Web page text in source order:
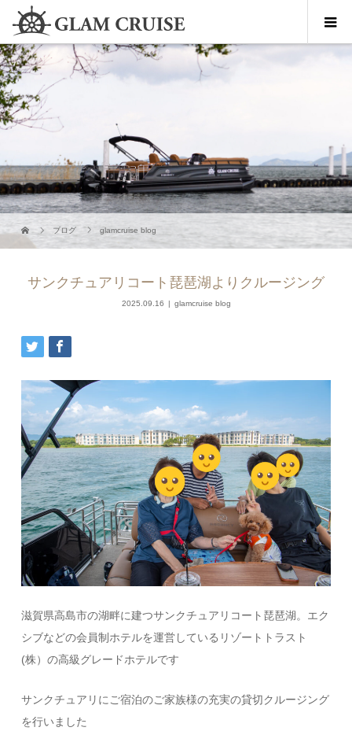
ブログ glamcruise blog
サンクチュアリコート琵琶湖よりクルージング
2025.09.16 glamcruise blog
滋賀県高島市の湖畔に建つサンクチュアリコート琵琶湖。エク
シブなどの会員制ホテルを運営しているリゾートトラスト
(株）の高級グレードホテルです
サンクチュアリにご宿泊のご家族様の充実の貸切クルージング
を行いました